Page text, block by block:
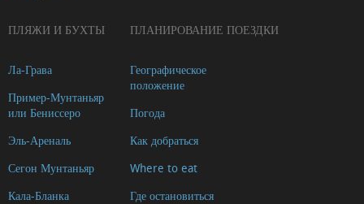
ПЛЯЖИ И БУХТЫ
Ла-Грава
Пример-Мунтаньяр
или Бениссеро
Эль-Ареналь
Сегон Мунтаньяр
Кала-Бланка
ПЛАНИРОВАНИЕ ПОЕЗДКИ
Географическое
положение
Погода
Как добраться
Where to eat
Где остановиться